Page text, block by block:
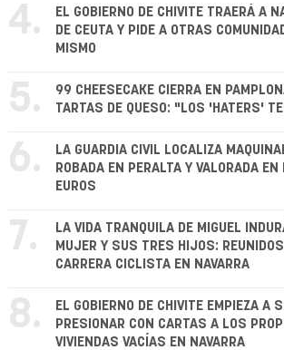
4.
EL GOBIERNO DE CHIVITE TRAERÁ A
DE CEUTA Y PIDE A OTRAS
MISMO
5.
99 CHEESECAKE CIERRA EN
TARTAS DE QUESO: "LOS 'HATERS'
6.
LA GUARDIA CIVIL LOCALIZA
ROBADA EN PERALTA Y VALORADA
EUROS
7.
LA VIDA TRANQUILA DE MIGUEL
MUJER Y SUS TRES HIJOS:
CARRERA CICLISTA EN NAVARRA
8.
EL GOBIERNO DE CHIVITE EMPIEZA A
PRESIONAR CON CARTAS A LOS
VIVIENDAS VACÍAS EN NAVARRA